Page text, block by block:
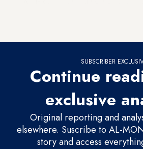
SUBSCRIBER
Continue
exclusive
Original reporting and
elsewhere. Suscribe to AL-
story and access